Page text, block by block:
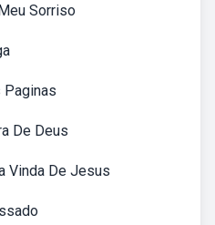
Sorriso
Paginas
De Deus
Vinda De Jesus